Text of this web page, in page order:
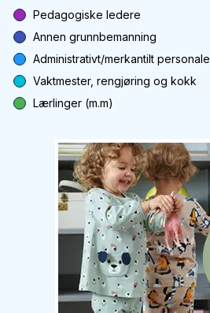
Pedagogiske ledere
Annen grunnbemanning
Administrativt/merkantilt personale
Vaktmester, rengjøring og kokk
Lærlinger (m.m)